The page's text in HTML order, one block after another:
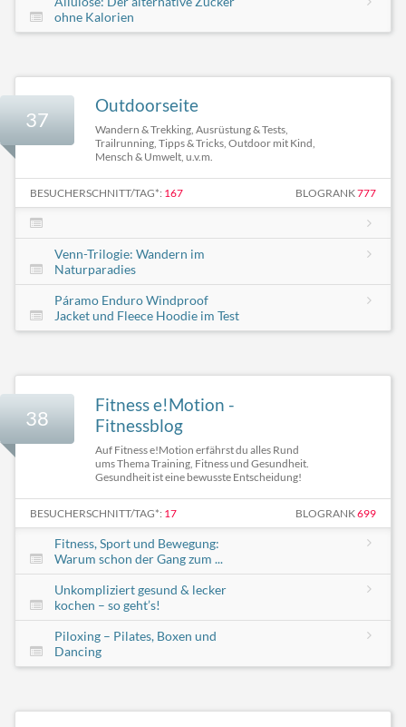
ohne Kalorien
37
Outdoorseite
Wandern & Trekking, Ausrüstung & Tests,
Trailrunning, Tipps & Tricks, Outdoor mit Kind,
Mensch & Umwelt, u.v.m.
BESUCHERSCHNITT/TAG*: 167 BLOGRANK777
Venn-Trilogie: Wandern im
Naturparadies
Páramo Enduro Windproof
Jacket und Fleece Hoodie im Test
38
Fitness e!Motion -
Fitnessblog
Auf Fitness e!Motion erfährst du alles Rund
ums Thema Training, Fitness und Gesundheit.
Gesundheit ist eine bewusste Entscheidung!
BESUCHERSCHNITT/TAG*: 17 BLOGRANK699
Fitness, Sport und Bewegung:
Warum schon der Gang zum ...
Unkompliziert gesund & lecker
kochen – so geht’s!
Piloxing – Pilates, Boxen und
Dancing